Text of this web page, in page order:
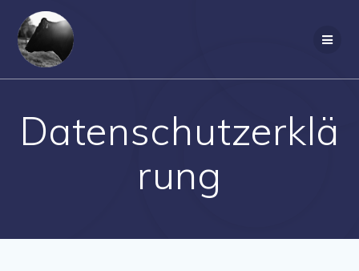
Datenschutzerklä
rung